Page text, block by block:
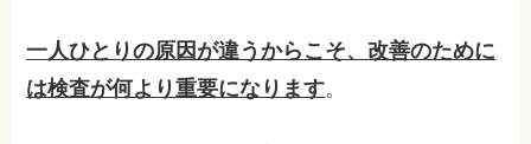
一人ひとりの原因が違うからこそ、改善のために
は検査が何より重要になります。